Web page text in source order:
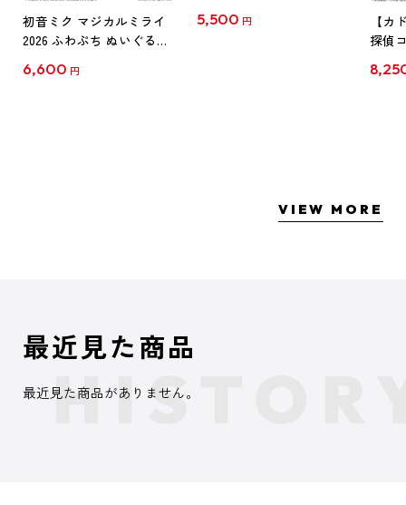
初音ミク マジカルミライ
2026 ふわぷち ぬいぐるみ
6,600 円
5,500 円
【カ
探偵
クリ
VIEW MORE
最近見た商品
最近見た商品がありません。